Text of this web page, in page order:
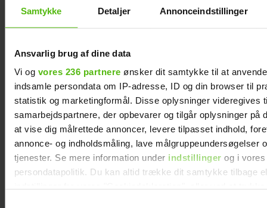
Samtykke Detaljer Annonceindstillinger
Ansvarlig brug af dine data
Vi og vores 236 partnere ønsker dit samtykke til at
indsamle persondata om IP-adresse, ID og din browser til
statistik og marketingformål. Disse oplysninger videregives
samarbejdspartnere, der opbevarer og tilgår oplysninger på
at vise dig målrettede annoncer, levere tilpasset indhold,
annonce- og indholdsmåling, lave målgruppeundersøgelser
tjenester. Se mere information under indstillinger og i vores
persondatapolitik. Du kan altid trække dit samtykke tilbage
Roland Rainer og Ecole. Lampen er også fra Produzione Privata, og
Mobile af Kaja Skytte og vintage-sidebord og kimono fundet i Japan.
På radiatorskjuleren står en tegning af Lisbeth Eugenie Christensen,